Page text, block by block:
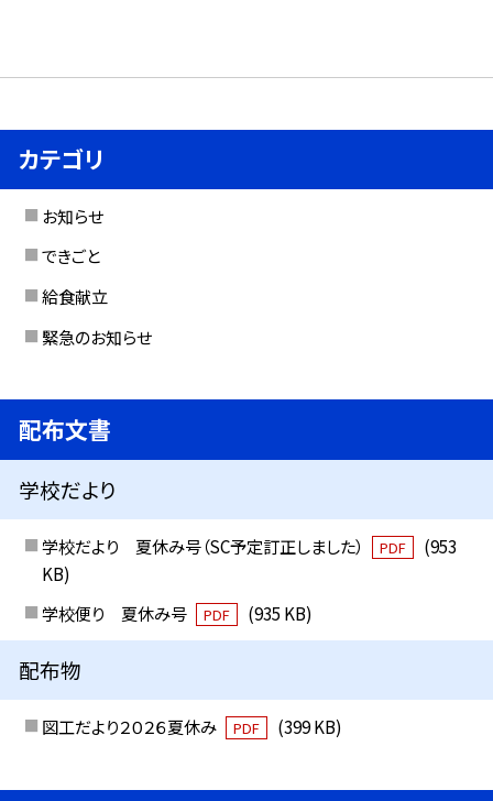
カテゴリ
お知らせ
できごと
給食献立
緊急のお知らせ
配布文書
学校だより
学校だより 夏休み号（SC予定訂正しました） PDF
(953
KB)
学校便り 夏休み号
PDF (935 KB)
配布物
図工だより２０２６夏休み PDF (399 KB)